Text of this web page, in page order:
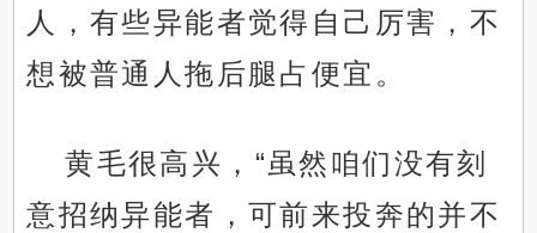
人，有些异能者觉得自己厉害，不
想被普通人拖后腿占便宜。
黄毛很高兴，“虽然咱们没有刻
意招纳异能者，可前来投奔的并不